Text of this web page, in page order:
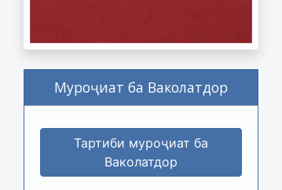
Муроҷиат ба Ваколатдор
Тартиби муроҷиат ба
Ваколатдор